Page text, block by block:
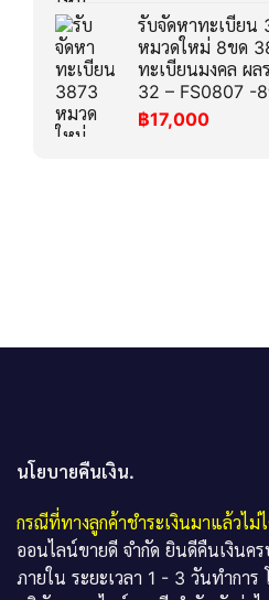
รับจัดหาทะเบียน
หมวดใหม่ 8ขด
ทะเบียนมงคล ผล
32 – FS0807 -
฿17,000
นโยบายคืนเงิน.
กรณีที่ทางลูกค้าชำระเงินมาแล้วไม่
ออนไลน์ขายดี จำกัด ยินดีคืนเงินค
ภายใน ระยะเวลา 1 - 3 วันทำการ